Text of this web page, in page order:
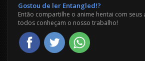
Gostou de ler Entangled!?
Então compartilhe o anime hentai com seus
todos conheçam o nosso trabalho!